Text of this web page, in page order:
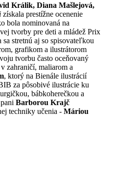
Králik, Diana Mašlejová,
získala prestížne ocenenie
bola nominovaná na
tvorby pre deti a mládež Prix
stretnú aj so spisovateľkou
grafikom a ilustrátorom
tvorbu často oceňovaný
zahraničí, maliarom a
, ktorý na Bienále ilustrácií
za pôsobivé ilustrácie ku
bábkoherečkou a
Barborou Krajč
techniky učenia - Máriou